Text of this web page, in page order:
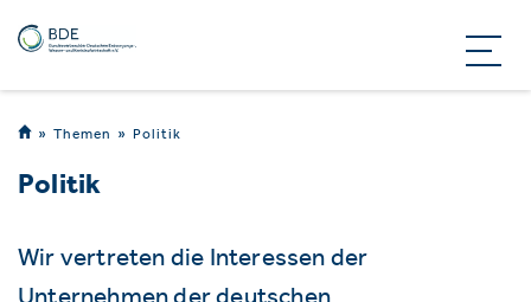
Themen Politik
Politik
Wir vertreten die Interessen der
Unternehmen der deutschen